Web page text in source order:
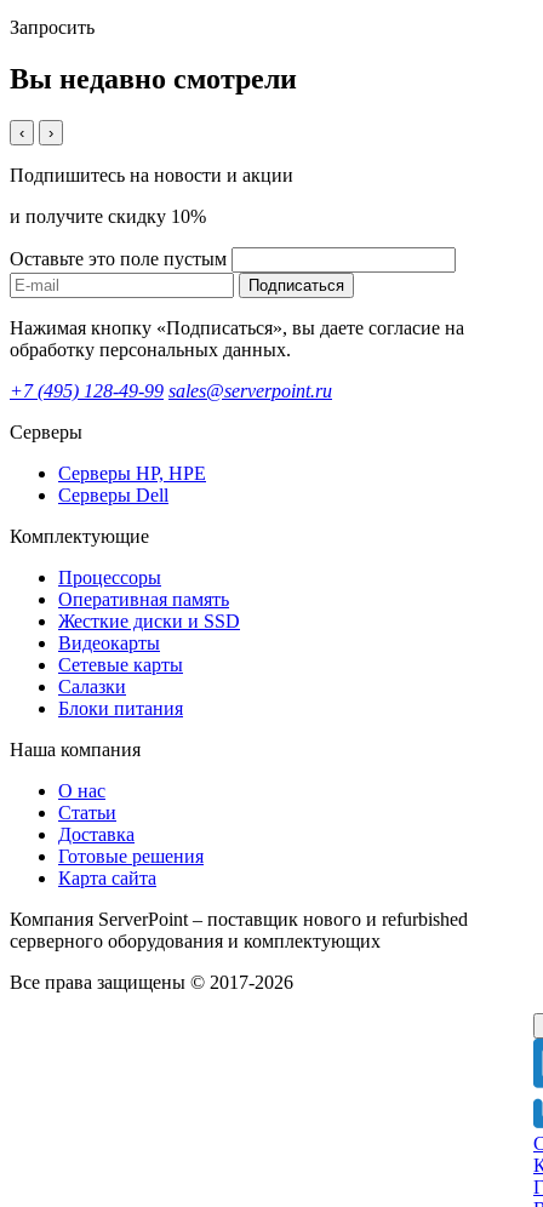
Запросить
Вы недавно смотрели
‹ ›
Подпишитесь на новости и акции
и получите скидку 10%
Оставьте это поле пустым
Подписаться
Нажимая кнопку «Подписаться», вы даете согласие на
обработку персональных данных.
+7 (495) 128-49-99 sales@serverpoint.ru
Серверы
Серверы HP, HPE
Серверы Dell
Комплектующие
Процессоры
Оперативная память
Жесткие диски и SSD
Видеокарты
Сетевые карты
Салазки
Блоки питания
Наша компания
О нас
Статьи
Доставка
Готовые решения
Карта сайта
Компания ServerPoint – поставщик нового и refurbished
серверного оборудования и комплектующих
Все права защищены © 2017-2026